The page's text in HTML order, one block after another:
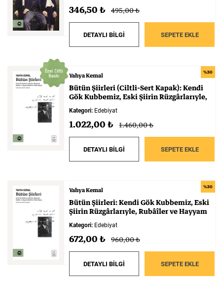
346,50 ₺ 495,00 ₺
DETAYLI BİLGİ SEPETE EKLE
%30
Yahya Kemal
BütünŞiirleri(Ciltli-SertKapak):Kendi
GökKubbemiz,EskiŞiirinRüzgârlarıyle,
Rubâîler ve Hayyam
Söyleyiş
Kategori: Edebiyat
1.022,00 ₺ 1.460,00 ₺
DETAYLI BİLGİ SEPETE EKLE
%30
Yahya Kemal
BütünŞiirleri:KendiGökKubbemiz,Eski
ŞiirinRüzgârlarıyle,RubâîlerveHayyam
Rubâîlerini Türkçe
Kategori: Edebiyat
672,00 ₺ 960,00 ₺
DETAYLI BİLGİ SEPETE EKLE